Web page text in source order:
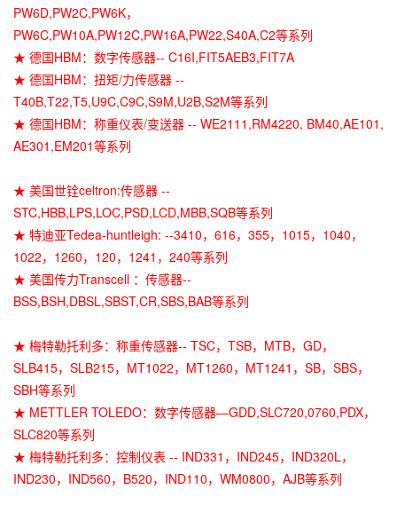
PW6D,PW2C,PW6K，
PW6C,PW10A,PW12C,PW16A,PW22,S40A,C2等系列
★ 德国HBM：数字传感器-- C16I,FIT5AEB3,FIT7A
★ 德国HBM：扭矩/力传感器 --
T40B,T22,T5,U9C,C9C,S9M,U2B,S2M等系列
★ 德国HBM：称重仪表/变送器 -- WE2111,RM4220, BM40,AE101,
AE301,EM201等系列
★ 美国世铨celtron:传感器 --
STC,HBB,LPS,LOC,PSD,LCD,MBB,SQB等系列
★ 特迪亚Tedea-huntleigh: --3410，616，355，1015，1040，
1022，1260，120，1241，240等系列
★ 美国传力Transcell ：传感器--
BSS,BSH,DBSL,SBST,CR,SBS,BAB等系列
★ 梅特勒托利多：称重传感器-- TSC，TSB，MTB，GD，
SLB415，SLB215，MT1022，MT1260，MT1241，SB，SBS，
SBH等系列
★ METTLER TOLEDO：数字传感器—GDD,SLC720,0760,PDX，
SLC820等系列
★ 梅特勒托利多：控制仪表 -- IND331，IND245，IND320L，
IND230，IND560，B520，IND110，WM0800，AJB等系列